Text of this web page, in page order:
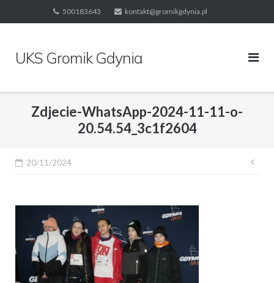
to
500183643 kontakt@gromikgdynia.pl
UKS Gromik Gdynia
Zdjecie-WhatsApp-2024-11-11-o-
20.54.54_3c1f2604
20/11/2024